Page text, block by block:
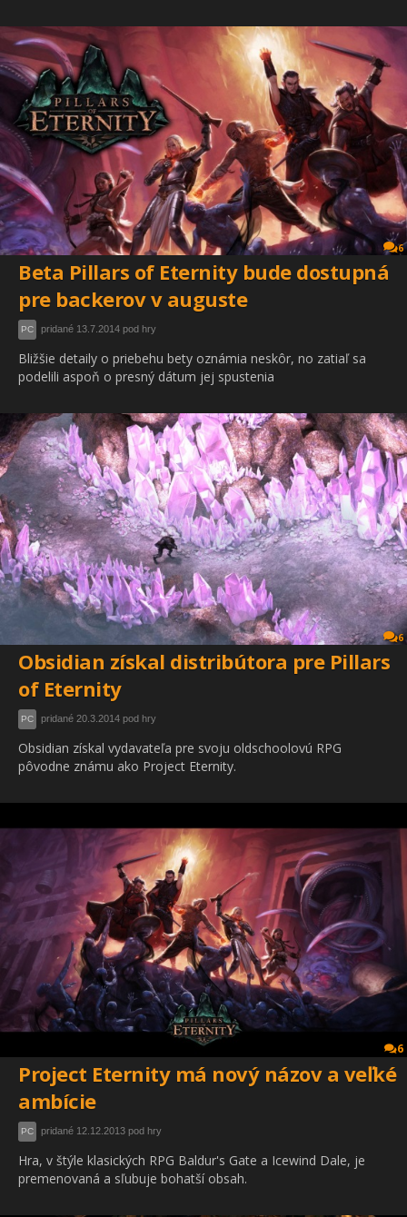
6
Beta Pillars of Eternity bude dostupná
pre backerov v auguste
PC pridané 13.7.2014 pod hry
Bližšie detaily o priebehu bety oznámia neskôr, no zatiaľ sa
podelili aspoň o presný dátum jej spustenia
6
Obsidian získal distribútora pre Pillars
of Eternity
PC pridané 20.3.2014 pod hry
Obsidian získal vydavateľa pre svoju oldschoolovú RPG
pôvodne známu ako Project Eternity.
6
Project Eternity má nový názov a veľké
ambície
PC pridané 12.12.2013 pod hry
Hra, v štýle klasických RPG Baldur's Gate a Icewind Dale, je
premenovaná a sľubuje bohatší obsah.